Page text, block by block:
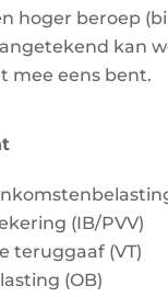
hoger beroep
kan
mee eens bent.
(IB/PVV)
teruggaaf (VT)
(OB)